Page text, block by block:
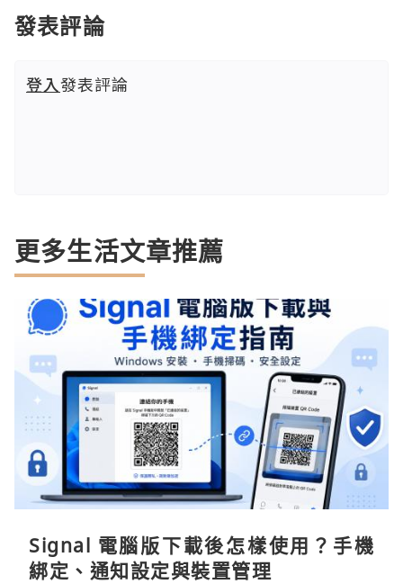
發表評論
登入發表評論
更多生活文章推薦
Signal 電腦版下載後怎樣使用？手機
綁定、通知設定與裝置管理